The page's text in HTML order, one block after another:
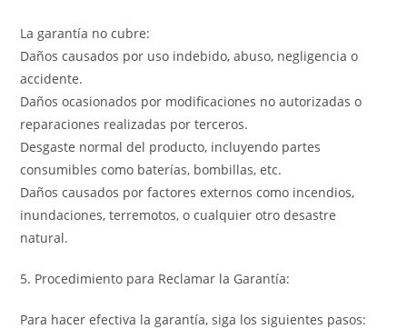
La garantía no cubre:
Daños causados por uso indebido, abuso, negligencia o
accidente.
Daños ocasionados por modificaciones no autorizadas o
reparaciones realizadas por terceros.
Desgaste normal del producto, incluyendo partes
consumibles como baterías, bombillas, etc.
Daños causados por factores externos como incendios,
inundaciones, terremotos, o cualquier otro desastre
natural.
5. Procedimiento para Reclamar la Garantía:
Para hacer efectiva la garantía, siga los siguientes pasos: